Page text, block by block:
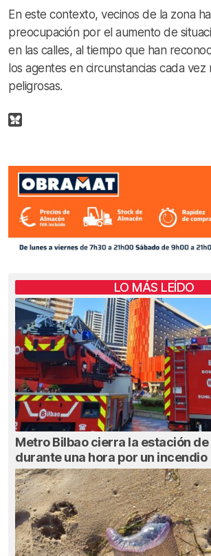
En este contexto, vecinos de la zona
preocupación por el aumento de
en las calles, al tiempo que han
los agentes en circunstancias cada vez
peligrosas.
LO MÁS LEÍDO
Metro Bilbao cierra la estación de
durante una hora por un incendio